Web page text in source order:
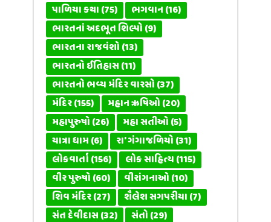
પાળિયા કથા(75) ભગવાન(16)
ભારતનાં અદભૂત શિલ્પો(9)
ભારતના રાજવંશો(13)
ભારતનો ઈતિહાસ(11)
ભારતનો ભવ્ય મંદિર વારસો(37)
મંદિર(155) મહાન ઋષિઓ(20)
મહાપુરુષો(26) મહા સતીઓ(5)
યાત્રા ધામ(6) રા' ગંગાજળિયો(31)
લોકવાર્તા(156) લોક સાહિત્ય(115)
વીર પુરુષો(60) વીરાંગનાઓ(10)
શિવ મંદિર(27) શૈલેશ સગપરીયા(7)
સંત દેવીદાસ(32) સંતો(29)